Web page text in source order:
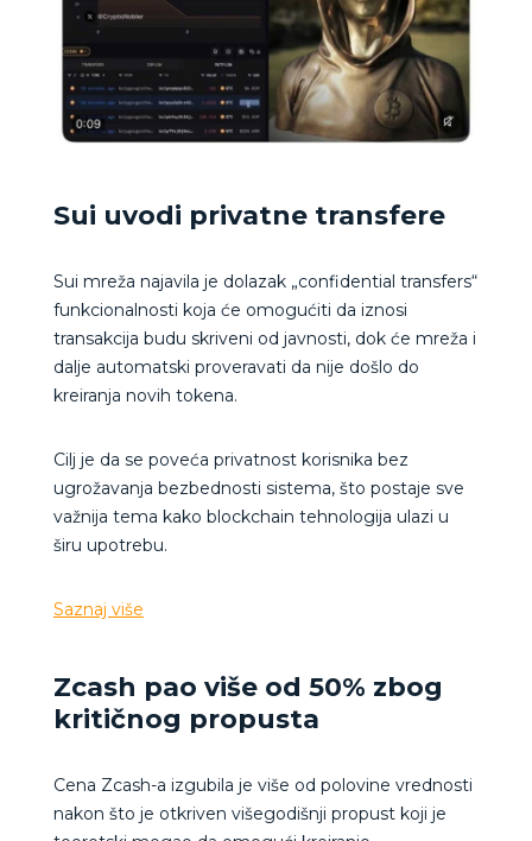
Sui uvodi privatne transfere
Sui mreža najavila je dolazak „confidential transfers“
funkcionalnosti koja će omogućiti da iznosi
transakcija budu skriveni od javnosti, dok će mreža i
dalje automatski proveravati da nije došlo do
kreiranja novih tokena.
Cilj je da se poveća privatnost korisnika bez
ugrožavanja bezbednosti sistema, što postaje sve
važnija tema kako blockchain tehnologija ulazi u
širu upotrebu.
Saznaj više
Zcash pao više od 50% zbog
kritičnog propusta
Cena Zcash-a izgubila je više od polovine vrednosti
nakon što je otkriven višegodišnji propust koji je